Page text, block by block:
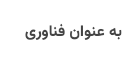
عنوان فناوری